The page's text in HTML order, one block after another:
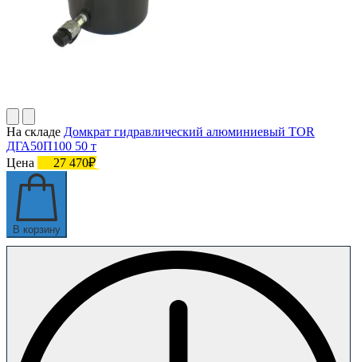
На складе Домкрат гидравлический алюминиевый TOR
ДГА50П100 50 т
Цена
27 470₽
В корзину